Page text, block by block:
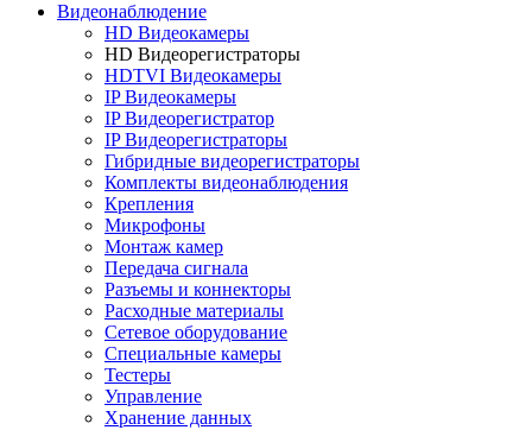
Видеонаблюдение
HD Видеокамеры
HD Видеорегистраторы
HDTVI Видеокамеры
IP Видеокамеры
IP Видеорегистратор
IP Видеорегистраторы
Гибридные видеорегистраторы
Комплекты видеонаблюдения
Крепления
Микрофоны
Монтаж камер
Передача сигнала
Разъемы и коннекторы
Расходные материалы
Сетевое оборудование
Специальные камеры
Тестеры
Управление
Хранение данных